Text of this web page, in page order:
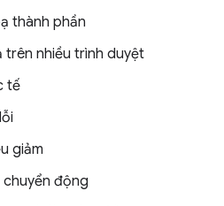
thành phần
trên nhiều trình duyệt
tế
giảm
chuyển động